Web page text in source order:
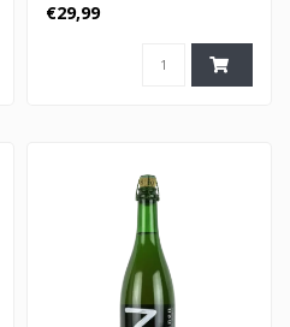
€29,99